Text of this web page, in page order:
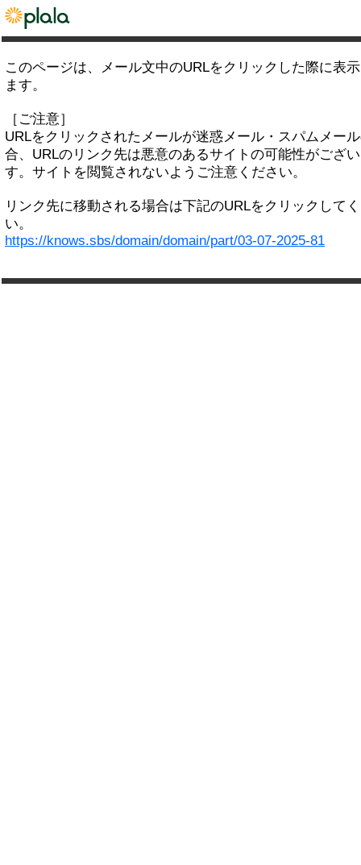
このページは、メール文中のURLをクリックした際に表
ます。
［ご注意］
URLをクリックされたメールが迷惑メール・スパムメー
合、URLのリンク先は悪意のあるサイトの可能性がござ
す。サイトを閲覧されないようご注意ください。
リンク先に移動される場合は下記のURLをクリックして
い。
https://knows.sbs/domain/domain/part/03-07-2025-81